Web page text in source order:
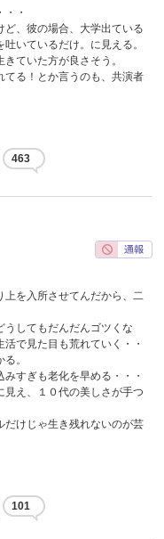
・
、彼の場合、大学出ている
いているだけ。に見える。
ていた方が良さそう。
てる！とか言うのも、共演者
463
上を入所させてんだから、二
うしてもだんだんゴツくな
で見た目も荒れていく・・
。
すぎも老化を早める・・・
見え、１０代の美しさが手つ
だけじゃ生き残れないのが芸
101